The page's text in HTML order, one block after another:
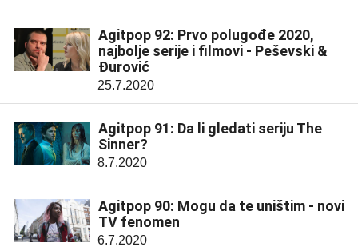
Agitpop 92: Prvo polugođe 2020,
najbolje serije i filmovi - Peševski &
Đurović
25.7.2020
Agitpop 91: Da li gledati seriju The
Sinner?
8.7.2020
Agitpop 90: Mogu da te uništim - novi
TV fenomen
6.7.2020